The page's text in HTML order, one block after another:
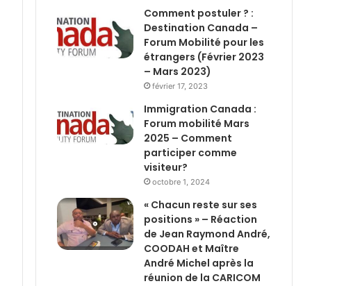
Comment postuler ? :
Destination Canada –
Forum Mobilité pour les
étrangers (Février 2023
– Mars 2023)
février 17, 2023
Immigration Canada :
Forum mobilité Mars
2025 – Comment
participer comme
visiteur?
octobre 1, 2024
« Chacun reste sur ses
positions » – Réaction
de Jean Raymond André,
COODAH et Maître
André Michel après la
réunion de la CARICOM